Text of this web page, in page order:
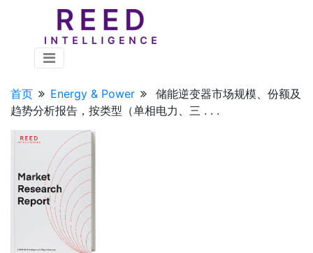
首页 Energy & Power
储能逆变器市场规模、份额及
趋势分析报告，按类型（单相电力、三 . . .